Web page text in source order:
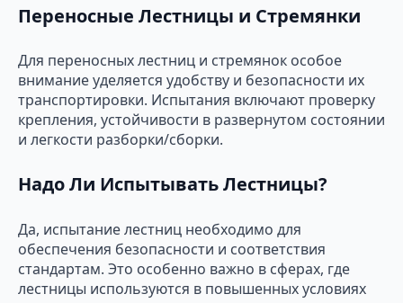
Переносные Лестницы и Стремянки
Для переносных лестниц и стремянок особое
внимание уделяется удобству и безопасности их
транспортировки. Испытания включают проверку
крепления, устойчивости в развернутом состоянии
и легкости разборки/сборки.
Надо Ли Испытывать Лестницы?
Да, испытание лестниц необходимо для
обеспечения безопасности и соответствия
стандартам. Это особенно важно в сферах, где
лестницы используются в повышенных условиях